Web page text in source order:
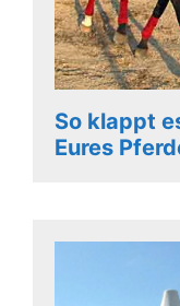
So klappt
Eures